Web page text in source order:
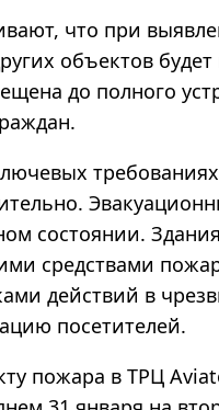
что при
объектов
до полного
состоянии.
средствами
действий в
посетителей.
пожара в ТРЦ